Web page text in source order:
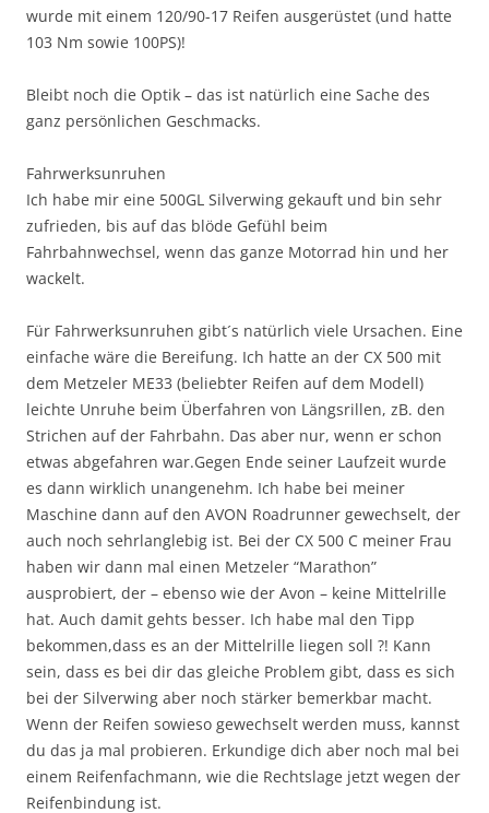
wurde mit einem 120/90-17 Reifen ausgerüstet (und hatte
103 Nm sowie 100PS)!
Bleibt noch die Optik – das ist natürlich eine Sache des
ganz persönlichen Geschmacks.
Fahrwerksunruhen
Ich habe mir eine 500GL Silverwing gekauft und bin sehr
zufrieden, bis auf das blöde Gefühl beim
Fahrbahnwechsel, wenn das ganze Motorrad hin und her
wackelt.
Für Fahrwerksunruhen gibt´s natürlich viele Ursachen. Eine
einfache wäre die Bereifung. Ich hatte an der CX 500 mit
dem Metzeler ME33 (beliebter Reifen auf dem Modell)
leichte Unruhe beim Überfahren von Längsrillen, zB. den
Strichen auf der Fahrbahn. Das aber nur, wenn er schon
etwas abgefahren war.Gegen Ende seiner Laufzeit wurde
es dann wirklich unangenehm. Ich habe bei meiner
Maschine dann auf den AVON Roadrunner gewechselt, der
auch noch sehrlanglebig ist. Bei der CX 500 C meiner Frau
haben wir dann mal einen Metzeler “Marathon”
ausprobiert, der – ebenso wie der Avon – keine Mittelrille
hat. Auch damit gehts besser. Ich habe mal den Tipp
bekommen,dass es an der Mittelrille liegen soll ?! Kann
sein, dass es bei dir das gleiche Problem gibt, dass es sich
bei der Silverwing aber noch stärker bemerkbar macht.
Wenn der Reifen sowieso gewechselt werden muss, kannst
du das ja mal probieren. Erkundige dich aber noch mal bei
einem Reifenfachmann, wie die Rechtslage jetzt wegen der
Reifenbindung ist.